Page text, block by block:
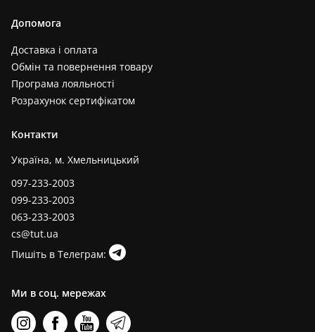
Допомога
Доставка і оплата
Обмін та повернення товару
Програма лояльності
Розрахунок сертифікатом
Контакти
Україна, м. Хмельницький
097-233-2003
099-233-2003
063-233-2003
cs@tut.ua
Пишіть в Телеграм:
Ми в соц. мережах